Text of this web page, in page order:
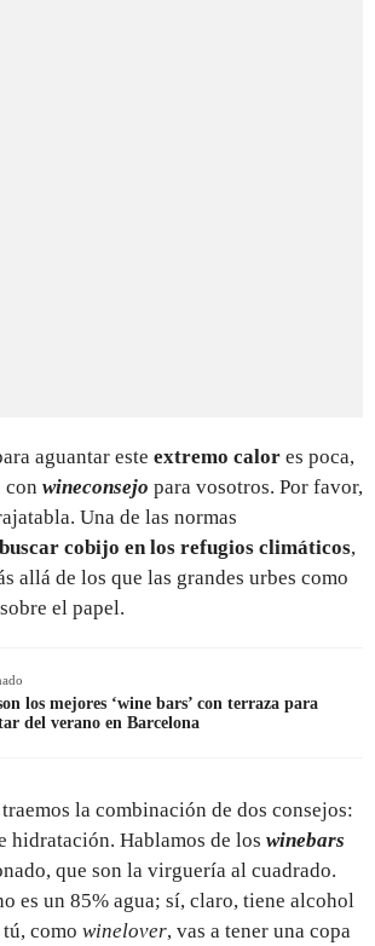
aguantar este extremo calor es poca,
con wineconsejo para vosotros. Por favor,
Una de las normas
buscar cobijo en los refugios climáticos,
allá de los que las grandes urbes como
el papel.
los mejores ‘wine bars’ con terraza para
del verano en Barcelona
la combinación de dos consejos:
hidratación. Hablamos de los winebars
que son la virguería al cuadrado.
es un 85% agua; sí, claro, tiene alcohol
como winelover, vas a tener una copa